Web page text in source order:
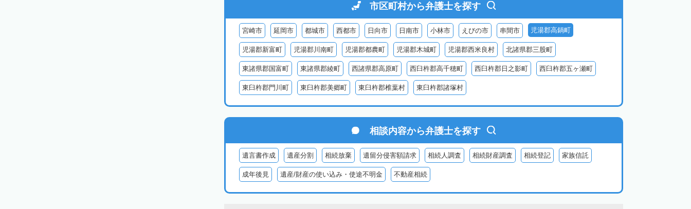
市区町村から弁護士を探す
宮崎市 延岡市 都城市 西都市 日向市 日南市 小林市 えびの市 串間市 児湯郡高鍋町
児湯郡新富町 児湯郡川南町 児湯郡都農町 児湯郡木城町 児湯郡西米良村 北諸県郡三股町
東諸県郡国富町 東諸県郡綾町 西諸県郡高原町 西臼杵郡高千穂町 西臼杵郡日之影町 西臼杵郡五ヶ瀬町
東臼杵郡門川町 東臼杵郡美郷町 東臼杵郡椎葉村 東臼杵郡諸塚村
相談内容から弁護士を探す
遺言書作成 遺産分割 相続放棄 遺留分侵害額請求 相続人調査 相続財産調査 相続登記 家族信託
成年後見 遺産/財産の使い込み・使途不明金 不動産相続